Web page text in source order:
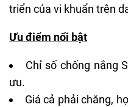
triển của vi khuẩn trên
Ưu điểm nổi bật
Chỉ số chống nắng
ưu.
Giá cả phải chăng,